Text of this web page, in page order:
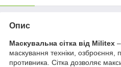
Опис
Маскувальна сітка від Militex
маскування техніки, озброєння,
противника. Сітка дозволяє